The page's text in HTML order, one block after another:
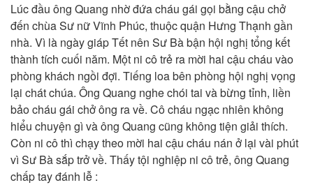
Lúc đầu ông Quang nhờ đứa cháu gái gọi bằng cậu chở
đến chùa Sư nữ Vĩnh Phúc, thuộc quận Hưng Thạnh gần
nhà. Vì là ngày giáp Tết nên Sư Bà bận hội nghị tổng kết
thành tích cuối năm. Một ni cô trẻ ra mời hai cậu cháu vào
phòng khách ngồi đợi. Tiếng loa bên phòng hội nghị vọng
lại chát chúa. Ông Quang nghe chói tai và bừng tỉnh, liền
bảo cháu gái chở ông ra về. Cô cháu ngạc nhiên không
hiểu chuyện gì và ông Quang cũng không tiện giải thích.
Còn ni cô thì chạy theo mời hai cậu cháu nán ở lại vài phút
vì Sư Bà sắp trở về. Thấy tội nghiệp ni cô trẻ, ông Quang
chấp tay đánh lễ :